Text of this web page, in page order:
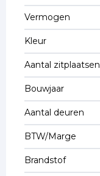
Vermogen
Kleur
Aantal zitplaatsen
Bouwjaar
Aantal deuren
BTW/Marge
Brandstof